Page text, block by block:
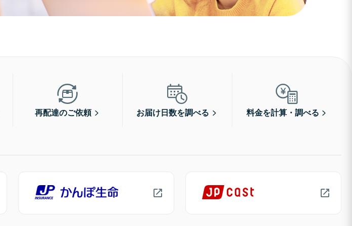
再配達のご依頼 お届け日数を調べる 料金を計算・調べる